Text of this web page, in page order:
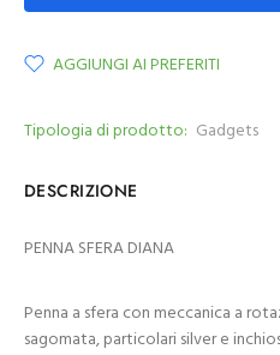
AGGIUNGI AI PREFERITI
Tipologia di prodotto: Gadgets
DESCRIZIONE
PENNA SFERA DIANA
Penna a sfera con meccanica a
sagomata, particolari silver e